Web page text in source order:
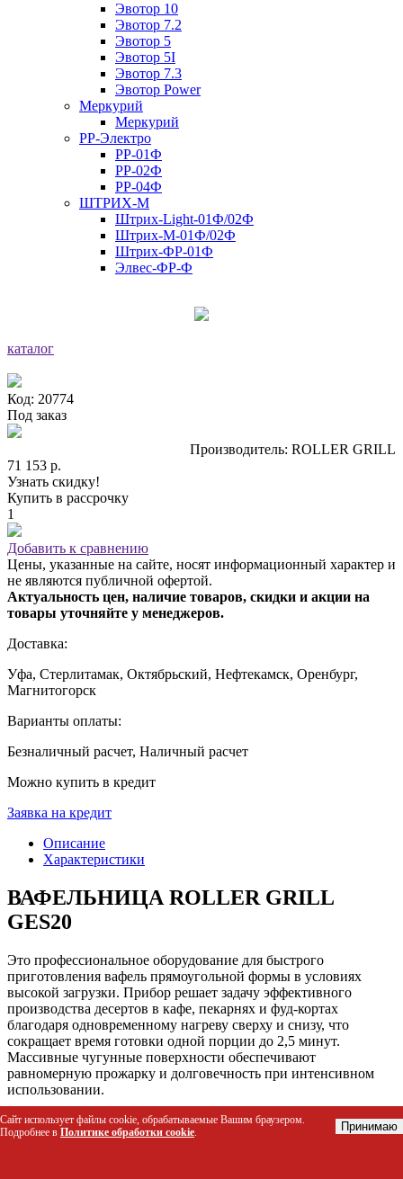
Эвотор 10
Эвотор 7.2
Эвотор 5
Эвотор 5I
Эвотор 7.3
Эвотор Power
Меркурий
Меркурий
РР-Электро
РР-01Ф
РР-02Ф
РР-04Ф
ШТРИХ-М
Штрих-Light-01Ф/02Ф
Штрих-М-01Ф/02Ф
Штрих-ФР-01Ф
Элвес-ФР-Ф
каталог
Код: 20774
Под заказ
Производитель: ROLLER GRILL
71 153 р.
Узнать скидку!
Купить в рассрочку
1
Добавить к сравнению
Цены, указанные на сайте, носят информационный характер и
не являются публичной офертой.
Актуальность цен, наличие товаров, скидки и акции на
товары уточняйте у менеджеров.
Доставка:
Уфа, Стерлитамак, Октябрьский, Нефтекамск, Оренбург,
Магнитогорск
Варианты оплаты:
Безналичный расчет, Наличный расчет
Можно купить в кредит
Заявка на кредит
Описание
Характеристики
ВАФЕЛЬНИЦА ROLLER GRILL
GES20
Это профессиональное оборудование для быстрого
приготовления вафель прямоугольной формы в условиях
высокой загрузки. Прибор решает задачу эффективного
производства десертов в кафе, пекарнях и фуд-кортах
благодаря одновременному нагреву сверху и снизу, что
сокращает время готовки одной порции до 2,5 минут.
Массивные чугунные поверхности обеспечивают
равномерную прожарку и долговечность при интенсивном
использовании.
Кому подойдет этот товар
Сайт использует файлы cookie, обрабатываемые Вашим браузером.
Подробнее в Политике обработки cookie. Принимаю